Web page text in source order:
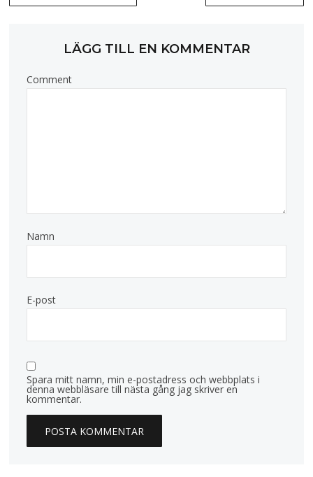
LÄGG TILL EN KOMMENTAR
Comment
Namn
E-post
Spara mitt namn, min e-postadress och webbplats i
denna webbläsare till nästa gång jag skriver en
kommentar.